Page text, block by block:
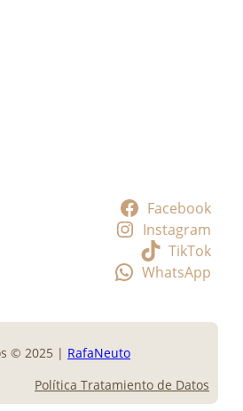
Facebook
Instagram
TikTok
WhatsApp
© 2025 | RafaNeuto
Política Tratamiento de Datos